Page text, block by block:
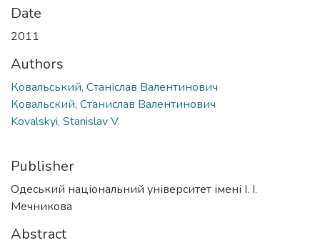
Date
2011
Authors
Ковальський, Станіслав Валентинович
Ковальский, Станислав Валентинович
Kovalskyi, Stanislav V.
Publisher
Одеський національний університет імені І. І.
Мечникова
Abstract